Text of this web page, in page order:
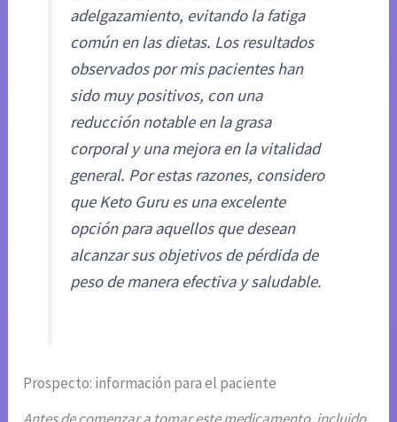
adelgazamiento, evitando la fatiga
común en las dietas. Los resultados
observados por mis pacientes han
sido muy positivos, con una
reducción notable en la grasa
corporal y una mejora en la vitalidad
general. Por estas razones, considero
que Keto Guru es una excelente
opción para aquellos que desean
alcanzar sus objetivos de pérdida de
peso de manera efectiva y saludable.
Prospecto: información para el paciente